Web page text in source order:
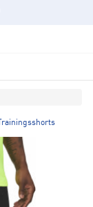
Trainingsshorts